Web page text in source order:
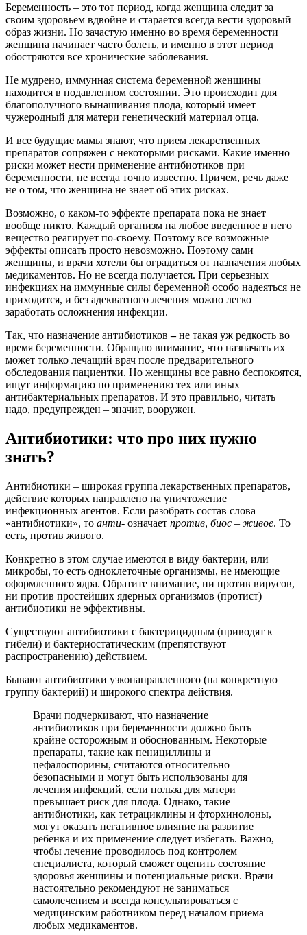
Беременность – это тот период, когда женщина следит за
своим здоровьем вдвойне и старается всегда вести здоровый
образ жизни. Но зачастую именно во время беременности
женщина начинает часто болеть, и именно в этот период
обостряются все хронические заболевания.
Не мудрено, иммунная система беременной женщины
находится в подавленном состоянии. Это происходит для
благополучного вынашивания плода, который имеет
чужеродный для матери генетический материал отца.
И все будущие мамы знают, что прием лекарственных
препаратов сопряжен с некоторыми рисками. Какие именно
риски может нести применение антибиотиков при
беременности, не всегда точно известно. Причем, речь даже
не о том, что женщина не знает об этих рисках.
Возможно, о каком-то эффекте препарата пока не знает
вообще никто. Каждый организм на любое введенное в него
вещество реагирует по-своему. Поэтому все возможные
эффекты описать просто невозможно. Поэтому сами
женщины, и врачи хотели бы оградиться от назначения любых
медикаментов. Но не всегда получается. При серьезных
инфекциях на иммунные силы беременной особо надеяться не
приходится, и без адекватного лечения можно легко
заработать осложнения инфекции.
Так, что назначение антибиотиков–не такая уж редкость во
время беременности. Обращаю внимание, что назначать их
может только лечащий врач после предварительного
обследования пациентки. Но женщины все равно беспокоятся,
ищут информацию по применению тех или иных
антибактериальных препаратов. И это правильно, читать
надо, предупрежден – значит, вооружен.
Антибиотики: что про них нужно
знать?
Антибиотики – широкая группа лекарственных препаратов,
действие которых направлено на уничтожение
инфекционных агентов. Если разобрать состав слова
«антибиотики», то анти- означает против, биос – живое. То
есть, против живого.
Конкретно в этом случае имеются в виду бактерии, или
микробы, то есть одноклеточные организмы, не имеющие
оформленного ядра. Обратите внимание, ни против вирусов,
ни против простейших ядерных организмов (протист)
антибиотики не эффективны.
Существуют антибиотики с бактерицидным (приводят к
гибели) и бактериостатическим (препятствуют
распространению) действием.
Бывают антибиотики узконаправленного (на конкретную
группу бактерий) и широкого спектра действия.
Врачи подчеркивают, что назначение
антибиотиков при беременности должно быть
крайне осторожным и обоснованным. Некоторые
препараты, такие как пенициллины и
цефалоспорины, считаются относительно
безопасными и могут быть использованы для
лечения инфекций, если польза для матери
превышает риск для плода. Однако, такие
антибиотики, как тетрациклины и фторхинолоны,
могут оказать негативное влияние на развитие
ребенка и их применение следует избегать. Важно,
чтобы лечение проводилось под контролем
специалиста, который сможет оценить состояние
здоровья женщины и потенциальные риски. Врачи
настоятельно рекомендуют не заниматься
самолечением и всегда консультироваться с
медицинским работником перед началом приема
любых медикаментов.